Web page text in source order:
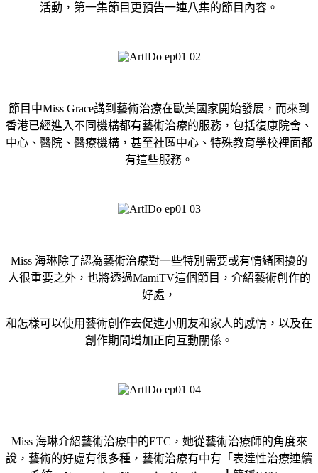
活動，第一集節目更預告一連八集的節目內容。
節目中Miss Grace講到藝術治療在歐美國家開始發展，而來到
香港已經進入不同機構都有藝術治療的服務，包括復康院舍、
中心、醫院、醫療機構，甚至社區中心、特殊教育學校裡面都
有這些服務。
Miss 海琳除了認為藝術治療對一些特別需要或有情緒困擾的
人很重要之外，也將透過MamiTV這個節目， 介紹藝術創作的
好處，
和怎樣可以使用藝術創作去促進小朋友和家人的感情，以及在
創作期間增加正向互動關係。
Miss 海琳介紹藝術治療中的ETC，她從藝術治療師的角度來
說，藝術的好處有很多種，藝術治療有中有「表達性治療連續